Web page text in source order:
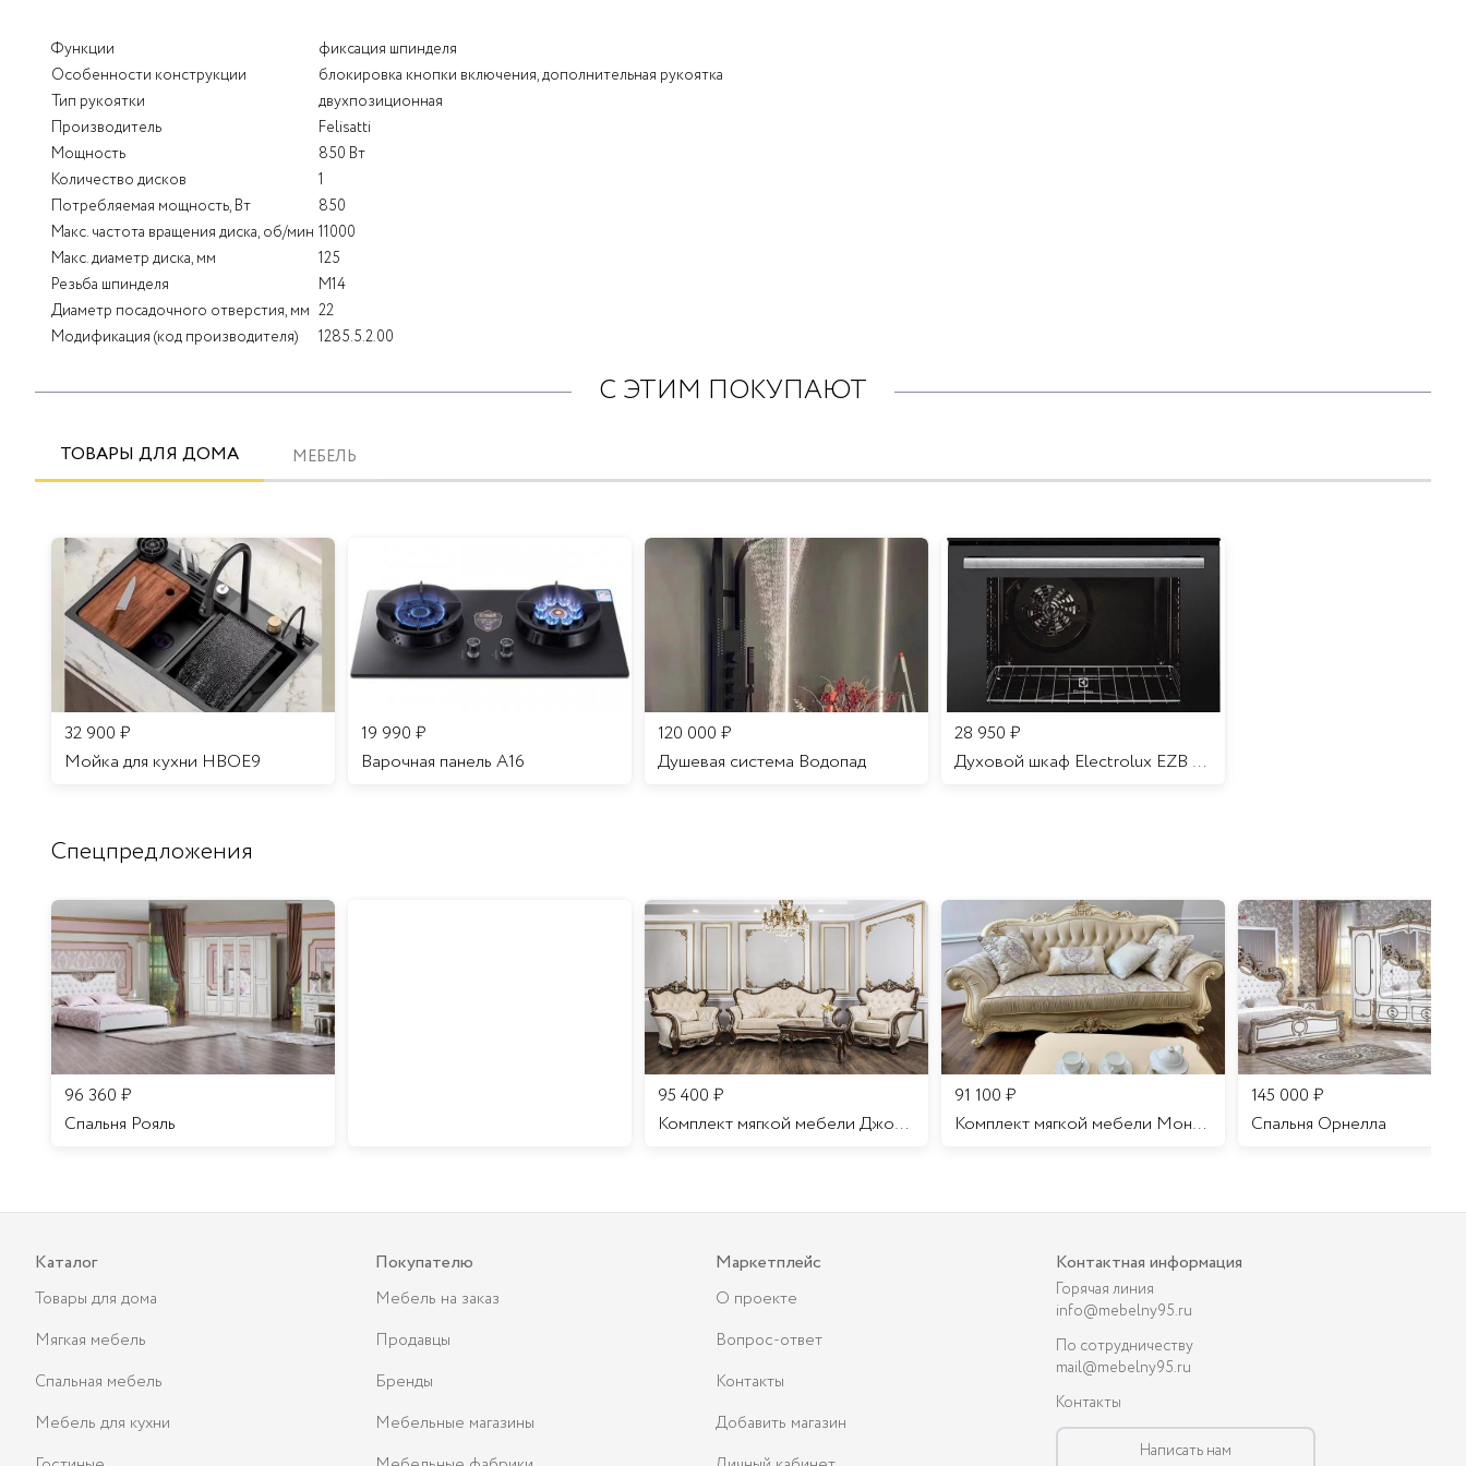
Функции
фиксация шпинделя
Особенности конструкции
блокировка кнопки включения, дополнительная рукоятка
Тип рукоятки
двухпозиционная
Производитель
Felisatti
Мощность
850 Вт
Количество дисков
1
Потребляемая мощность, Вт
850
Макс. частота вращения диска, об/мин 11000
Макс. диаметр диска, мм
125
Резьба шпинделя
M14
Диаметр посадочного отверстия, мм 22
Модификация (код производителя)
1285.5.2.00
С ЭТИМ ПОКУПАЮТ
ТОВАРЫ ДЛЯ ДОМА МЕБЕЛЬ
32 900 ₽
Мойка для кухни HBOE9
19 990 ₽
Варочная панель A16
120 000 ₽
Душевая система Водопад
28 950 ₽
Духовой шкаф Electrolux EZB 52410 AK
Спецпредложения
96 360 ₽
Спальня Рояль
95 400 ₽
Комплект мягкой мебели Джоконда
91 100 ₽
Комплект мягкой мебели Мона Лиза
145 000 ₽
Cпальня Орнелла
Каталог
Товары для дома
Мягкая мебель
Спальная мебель
Мебель для кухни
Покупателю
Мебель на заказ
Продавцы
Бренды
Мебельные магазины
Маркетплейс
О проекте
Вопрос-ответ
Контакты
Добавить магазин
Контактная информация
Горячая линия
info@mebelny95.ru
По сотрудничеству
mail@mebelny95.ru
Контакты
Написать нам